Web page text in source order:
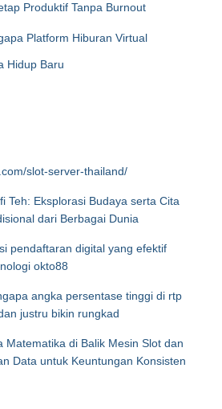
Produktif Tanpa Burnout
Platform Hiburan Virtual
Hidup Baru
slot-server-thailand/
Teh: Eksplorasi Budaya serta Cita
dari Berbagai Dunia
pendaftaran digital yang efektif
okto88
angka persentase tinggi di rtp
justru bikin rungkad
Matematika di Balik Mesin Slot dan
Data untuk Keuntungan Konsisten